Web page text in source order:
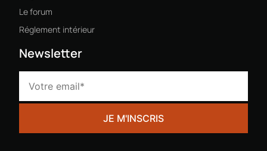
Le forum
Réglement intérieur
Newsletter